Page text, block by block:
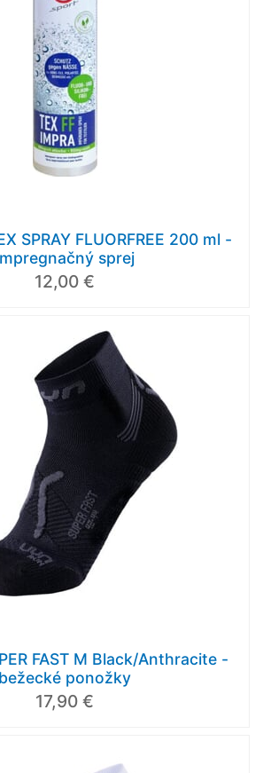
SPRAY FLUORFREE 200 ml -
sprej
12,00 €
FAST M Black/Anthracite -
bežecké ponožky
17,90 €